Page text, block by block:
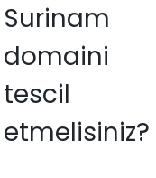
Surinam
domaini
tescil
etmelisiniz?